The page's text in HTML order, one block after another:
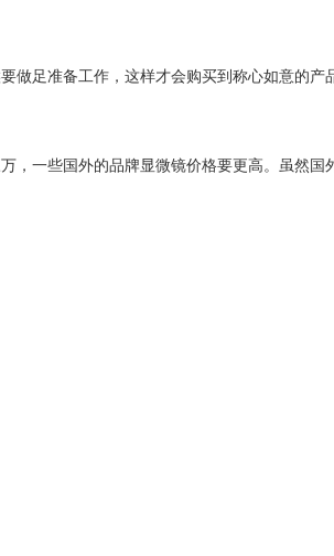
足准备工作，这样才会购买到称心如意的
一些国外的品牌显微镜价格要更高。虽然